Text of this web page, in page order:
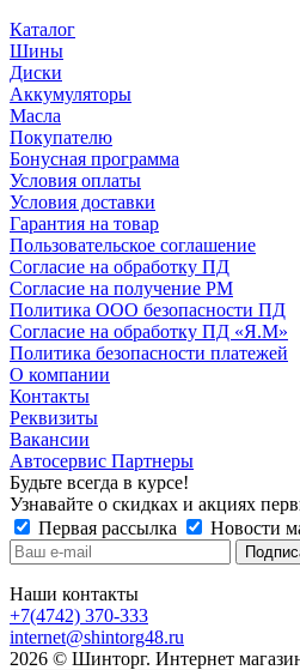
Каталог
Шины
Диски
Аккумуляторы
Масла
Покупателю
Бонусная программа
Условия оплаты
Условия доставки
Гарантия на товар
Пользовательское соглашение
Согласие на обработку ПД
Согласие на получение РМ
Политика ООО безопасности ПД
Согласие на обработку ПД «Я.М»
Политика безопасности платежей
О компании
Контакты
Реквизиты
Вакансии
Автосервис Партнеры
Будьте всегда в курсе!
Узнавайте о скидках и акциях
Первая рассылка
Новости
Наши контакты
+7(4742) 370-333
internet@shintorg48.ru
2026 © Шинторг. Интернет